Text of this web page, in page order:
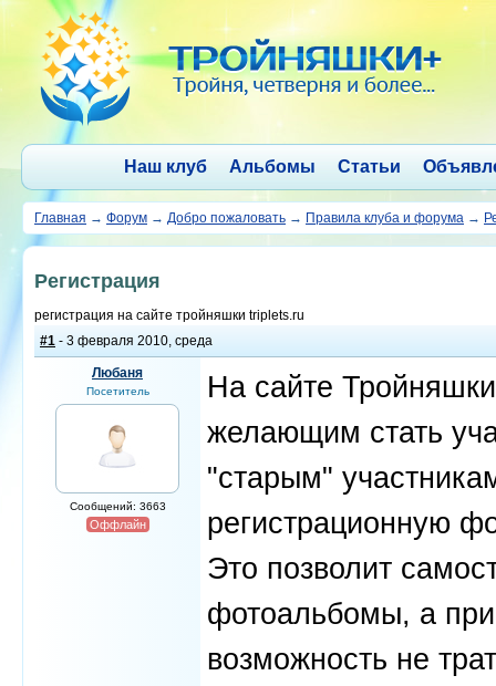
Наш клуб Альбомы Статьи
Главная → Форум → Добро пожаловать → Правила клуба и форума →
Регистрация
регистрация на сайте тройняшки triplets.ru
#1 - 3 февраля 2010, среда
Любаня
Посетитель
Сообщений: 3663
Оффлайн
На сайте
желающим стать
"старым"
регистрационную
Это позволит
фотоальбомы, а
возможность не